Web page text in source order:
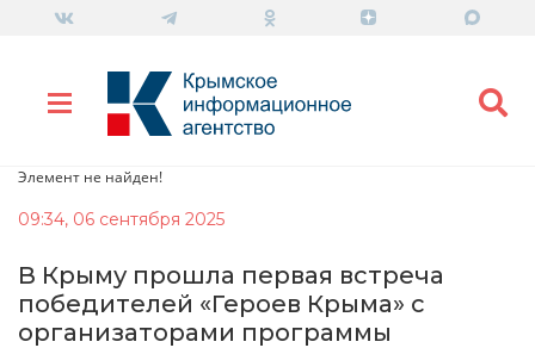
Элемент не найден!
09:34, 06 сентября 2025
В Крыму прошла первая встреча
победителей «Героев Крыма» с
организаторами программы